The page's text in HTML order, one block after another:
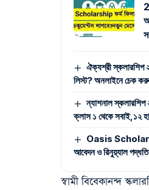
ঐক্যশ্রী স্কলারশিপ
লিস্ট? অনলাইনে চেক
ন্যাশনাল
ক্লাস ১ থেকে সবাই,১২
Oasis
আবেদন ও রিনুয়্যাল
স্বামী বিবেকানন্দ